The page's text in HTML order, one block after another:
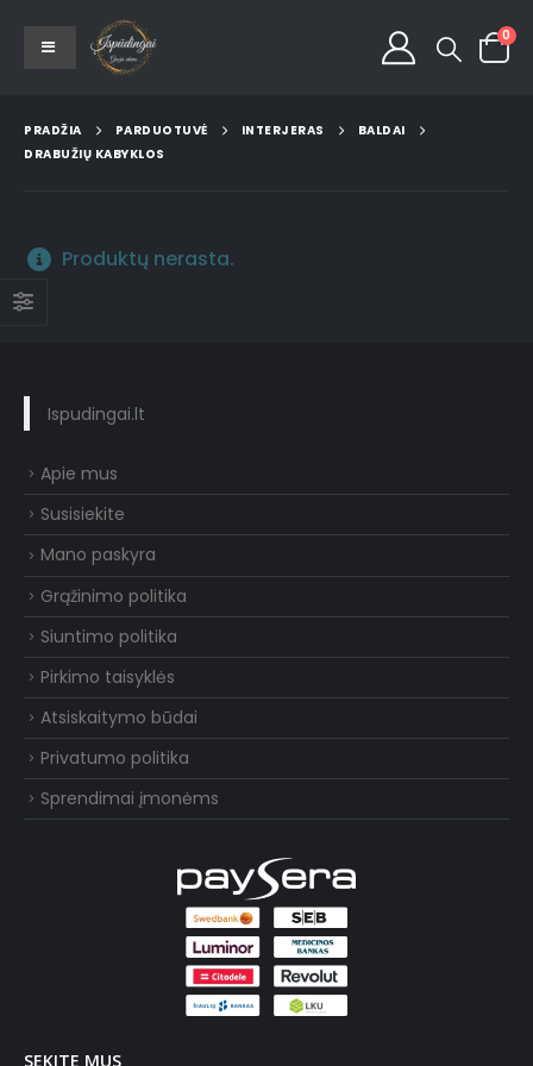
0
PRADŽIA PARDUOTUVĖ INTERJERAS
BALDAI
DRABUŽIŲ KABYKLOS
Produktų nerasta.
Ispudingai.lt
Apie mus
Susisiekite
Mano paskyra
Grąžinimo politika
Siuntimo politika
Pirkimo taisyklės
Atsiskaitymo būdai
Privatumo politika
Sprendimai įmonėms
SEKITE MUS